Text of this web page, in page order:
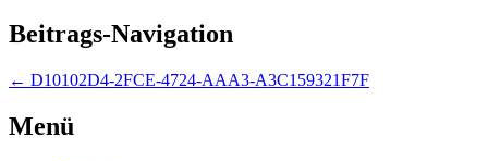
Beitrags-Navigation
← D10102D4-2FCE-4724-AAA3-A3C159321F7F
Menü